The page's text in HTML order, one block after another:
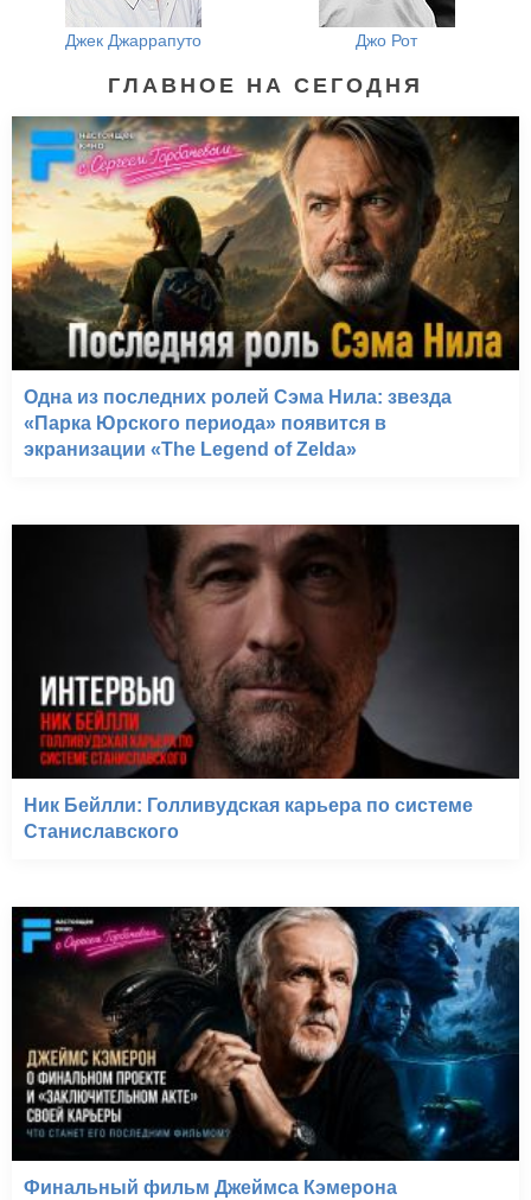
Джек Джаррапуто Джо Рот
ГЛАВНОЕ НА СЕГОДНЯ
Одна из последних ролей Сэма Нила: звезда
«Парка Юрского периода» появится в
экранизации «The Legend of Zelda»
Ник Бейлли: Голливудская карьера по системе
Станиславского
Финальный фильм Джеймса Кэмерона